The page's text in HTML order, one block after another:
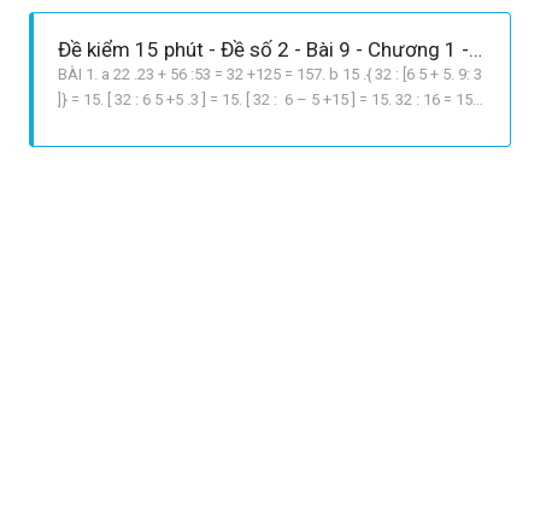
Đề kiểm 15 phút - Đề số 2 - Bài 9 - Chương 1 - Đại số 6
BÀI 1. a 22 .23 + 56 :53 = 32 +125 = 157. b 15 .{ 32 : [6 5 + 5. 9: 3
]} = 15. [ 32 : 6 5 +5 .3 ] = 15. [ 32 : 6 – 5 +15 ] = 15. 32 : 16 = 15.2
720 : 40 ⟹ 41 – 2x – 5 = 18 ⟹ 2x – 5 = 41 18